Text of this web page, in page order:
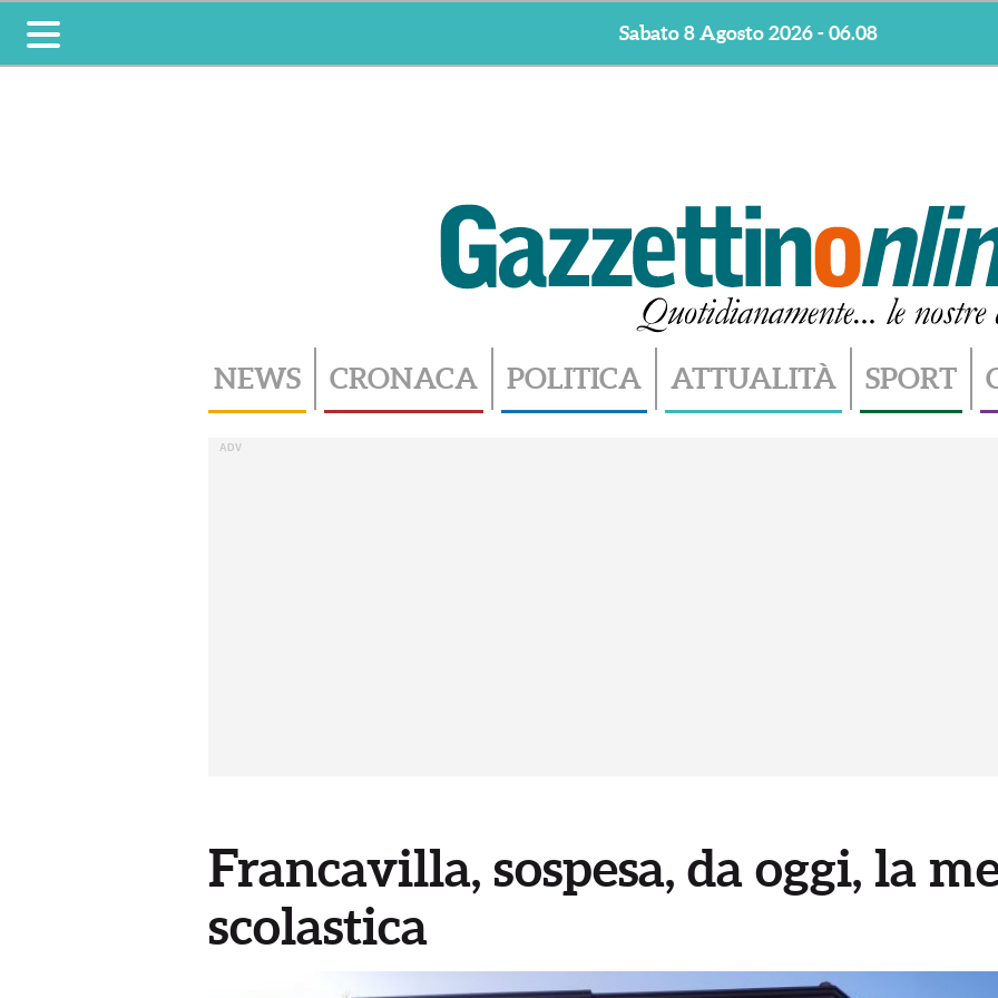
Toggle
navigation
Sabato 8 Agosto 2026 - 06.08
NEWS CRONACA POLITICA ATTUALITÀ SPORT
Francavilla, sospesa, da oggi, la
scolastica